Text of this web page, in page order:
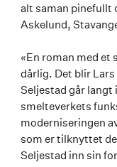
alt saman pinefullt
Askelund,
«En roman med et
dårlig. Det blir
Seljestad går langt
smelteverkets
moderniseringen
som er tilknyttet
Seljestad inn sin